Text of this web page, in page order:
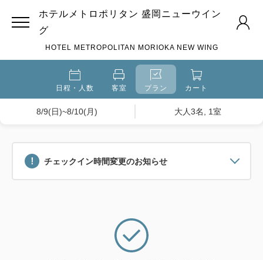
ホテルメトロポリタン 盛岡ニューウイン
グ
HOTEL METROPOLITAN MORIOKA NEW WING
日程・人数 客室 プラン カート
8/9(日)~8/10(月) 大人3名, 1室
チェックイン時間変更のお知らせ